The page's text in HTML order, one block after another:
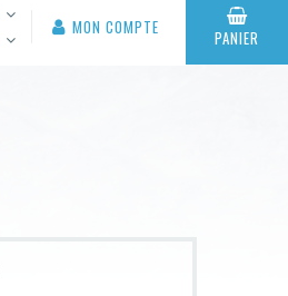
MON COMPTE PANIER